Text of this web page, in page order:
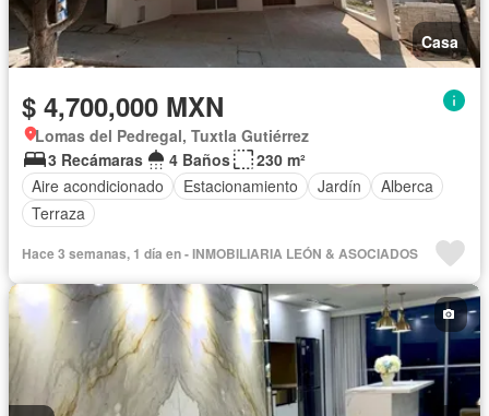
Casa
$ 4,700,000 MXN
Lomas del Pedregal, Tuxtla Gutiérrez
3 Recámaras
4 Baños
230 m²
Aire acondicionado
Estacionamiento Jardín
Alberca
Terraza
Hace 3 semanas, 1 día en - INMOBILIARIA LEÓN & ASOCIADOS